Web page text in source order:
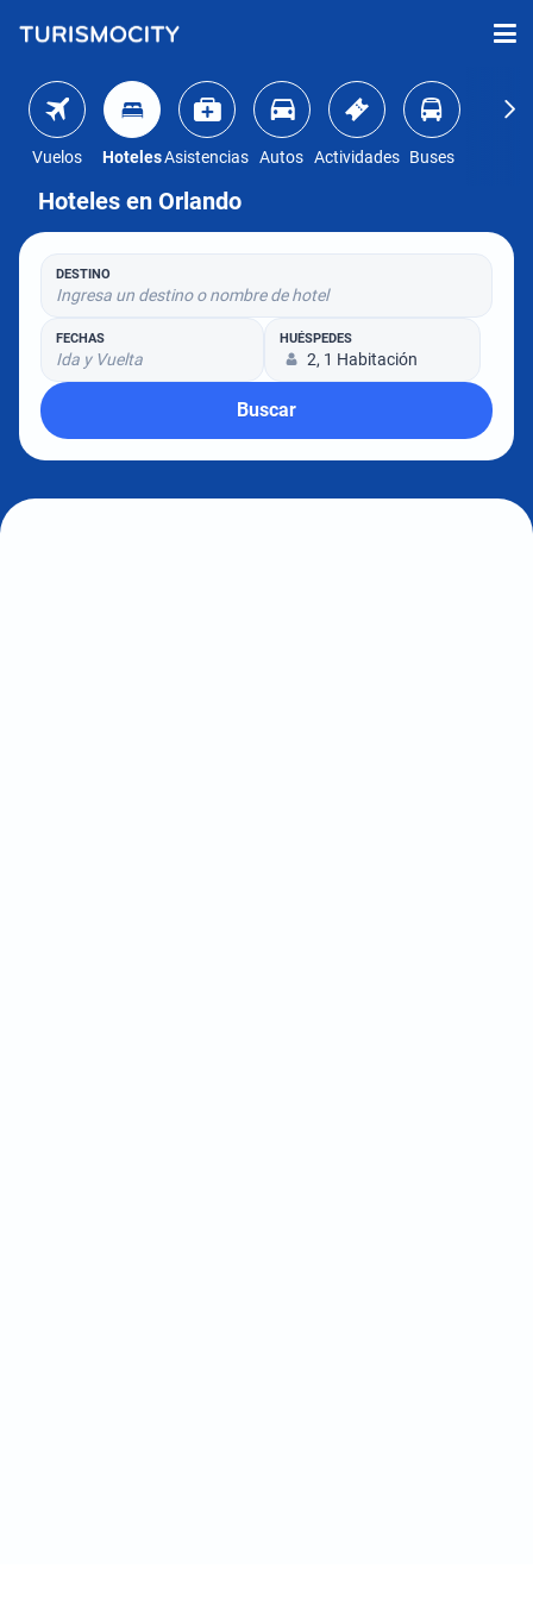
Vuelos HotelesAsistencias Autos Actividades Buses
Hoteles en Orlando
DESTINO
Ingresa un destino o nombre de hotel
FECHAS
Ida y Vuelta
HUÉSPEDES
2, 1 Habitación
Buscar